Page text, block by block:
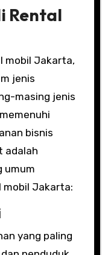
Rental
mobil Jakarta,
jenis
masing jenis
bisnis
adalah
umum
mobil Jakarta:
yang paling